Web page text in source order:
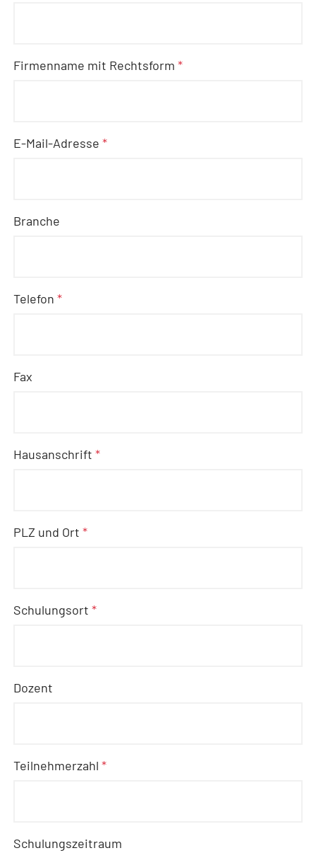
Firmenname mit Rechtsform*
E-Mail-Adresse*
Branche
Telefon*
Fax
Hausanschrift*
PLZ und Ort*
Schulungsort*
Dozent
Teilnehmerzahl*
Schulungszeitraum